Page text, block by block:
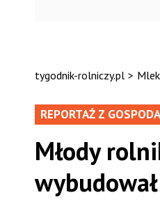
tygodnik-rolniczy.pl >
REPORTAŻ Z
Młody